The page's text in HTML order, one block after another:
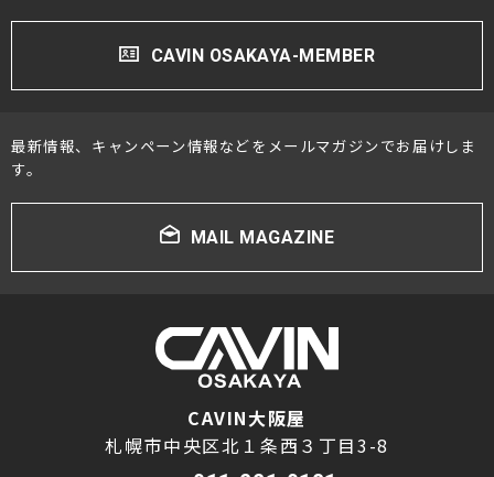
CAVIN OSAKAYA-MEMBER
最新情報、キャンペーン情報などをメールマガジンでお届けしま
す。
MAIL MAGAZINE
CAVIN大阪屋
札幌市中央区北１条西３丁目3-8